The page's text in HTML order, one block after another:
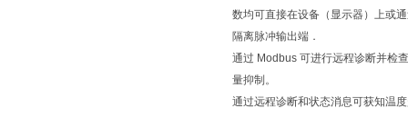
数均可直接在设备（显示器）上或
隔离脉冲输出端．
通过 Modbus 可进行远程诊断并检
量抑制。
通过远程诊断和状态消息可获知温